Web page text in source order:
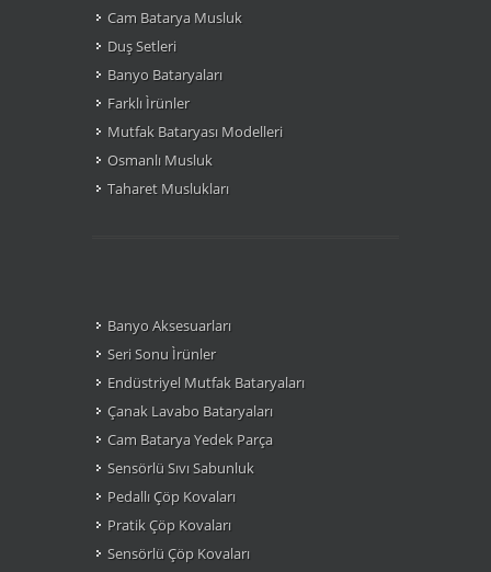
Cam Batarya Musluk
Duş Setleri
Banyo Bataryaları
Farklı Ìrünler
Mutfak Bataryası Modelleri
Osmanlı Musluk
Taharet Muslukları
Banyo Aksesuarları
Seri Sonu Ìrünler
Endüstriyel Mutfak Bataryaları
Çanak Lavabo Bataryaları
Cam Batarya Yedek Parça
Sensörlü Sıvı Sabunluk
Pedallı Çöp Kovaları
Pratik Çöp Kovaları
Sensörlü Çöp Kovaları